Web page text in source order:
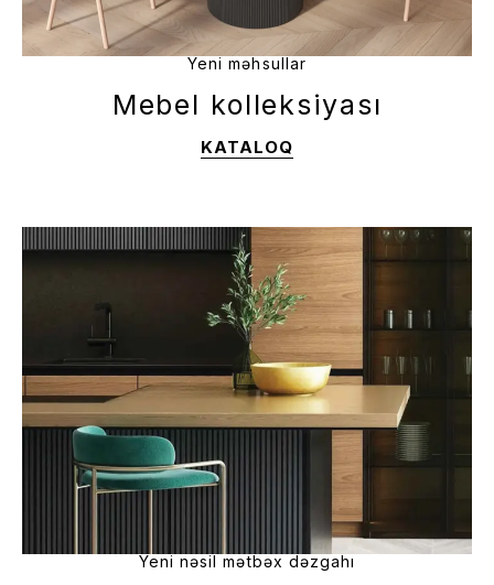
Yeni məhsullar
Mebel kolleksiyası
KATALOQ
Yeni nəsil mətbəx dəzgahı